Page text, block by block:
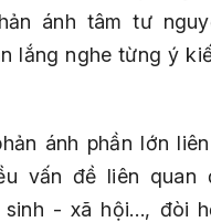
ánh tâm tư
lắng nghe từng ý
ánh phần lớn
vấn đề liên quan
sinh - xã hội…, đòi